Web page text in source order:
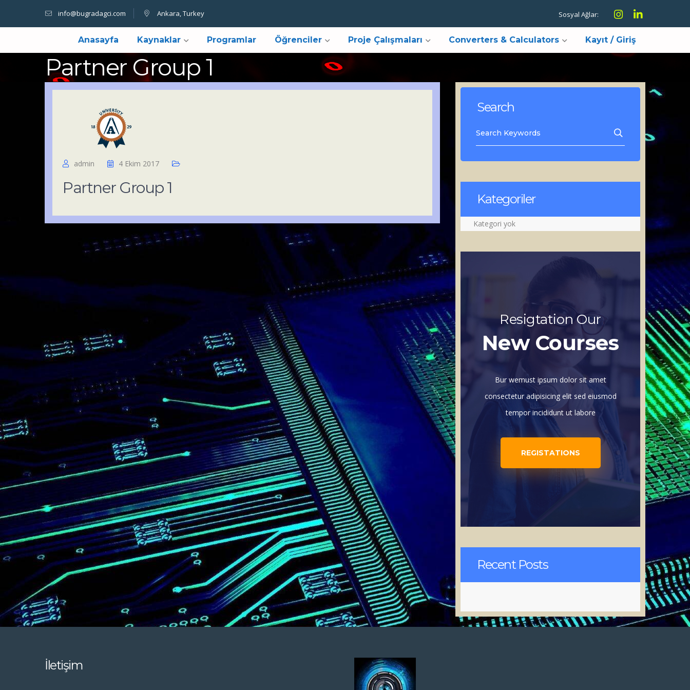
info@bugradagci.com Ankara, Turkey Sosyal Ağlar:
Instagram
Profile
LinkedIn
Profile
Anasayfa Kaynaklar Programlar Öğrenciler Proje Çalışmaları Converters & Calculators Kayıt / Giriş
Partner Group 1
admin 4 Ekim 2017
Partner Group 1
Search
Kategoriler
Kategori yok
Resigtation Our
New Courses
Bur wemust ipsum dolor sit amet
consectetur adipisicing elit sed eiusmod
tempor incididunt ut labore
REGISTATIONS
Recent Posts
İletişim